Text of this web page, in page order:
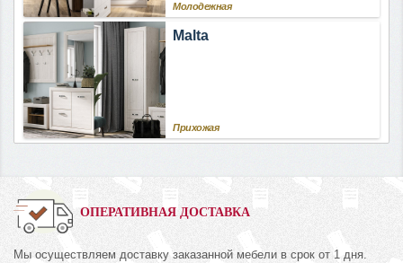
Молодежная
Malta
Прихожая
ОПЕРАТИВНАЯ ДОСТАВКА
Мы осуществляем доставку заказанной мебели в срок от 1 дня.